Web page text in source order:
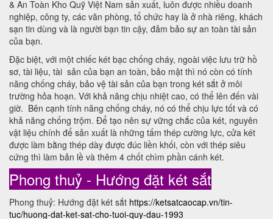
& An Toàn Kho Quỹ Việt Nam sản xuất, luôn được nhiều doanh
nghiệp, công ty, các văn phòng, tổ chức hay là ở nhà riêng, khách
sạn tin dùng và là người bạn tin cậy, đảm bảo sự an toàn tài sản
của bạn.
Đặc biệt, với một chiếc két bạc chống cháy, ngoài việc lưu trữ hồ
sơ, tài liệu, tài sản của bạn an toàn, bảo mật thì nó còn có tính
năng chống cháy, bảo vệ tài sản của bạn trong két sắt ở môi
trường hỏa hoạn. Với khả năng chịu nhiệt cao, có thể lên đến vài
giờ. Bên cạnh tính năng chống cháy, nó có thể chịu lực tốt và có
khả năng chống trộm. Để tạo nên sự vững chắc của két, nguyên
vật liệu chính để sản xuất là những tấm thép cường lực, cửa két
được làm bằng thép dày được đúc liền khối, còn với thép siêu
cứng thì làm bản lề và thêm 4 chốt chìm phần cánh két.
Phong thuỷ - Hướng đặt két sắt
Phong thuỷ: Hướng đặt két sắt https://ketsatcaocap.vn/tin-
tuc/huong-dat-ket-sat-cho-tuoi-quy-dau-1993